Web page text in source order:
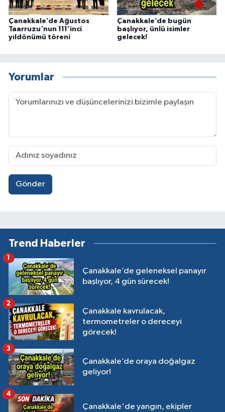
Çanakkale’de Ağustos
Taarruzu'nun 111’inci
yıldönümü töreni
Çanakkale’de bugün
başlıyor, ünlü isimler
gelecek!
Yorumlar
Gönder
Trend Haberler
Çanakkale’de geleneksel panayır
başlıyor, 4 gün sürecek!
1
Çanakkale kavrulacak,
termometreler o dereceyi
görecek!
2
Çanakkale’de oraya doğalgaz
geliyor!
3
Çanakkale'de yangın, ekipler
4